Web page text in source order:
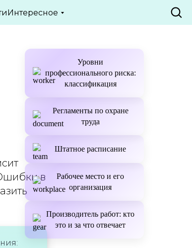
Интересное
в
Уровни
профессионального риска:
классификация
Регламенты по охране
труда
Штатное расписание
Рабочее место и его
организация
Производитель работ: кто
это и за что отвечает